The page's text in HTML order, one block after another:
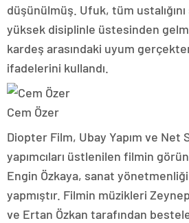
düşünülmüş. Ufuk, tüm
yüksek disiplinle üstesinden
kardeş arasındaki uyum
ifadelerini kullandı.
Cem Özer
Diopter Film, Ubay Yapım ve Net
yapımcıları üstlenilen filmin
Engin Özkaya, sanat
yapmıştır. Filmin müzikleri
ve Ertan Özkan tarafından